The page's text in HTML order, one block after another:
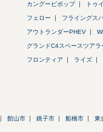
カングービボップ トゥ
フェロー フライングス
アウトランダーPHEV
グランドC4スペースツアラ
フロンティア ライズ
館山市 銚子市 船橋市 東